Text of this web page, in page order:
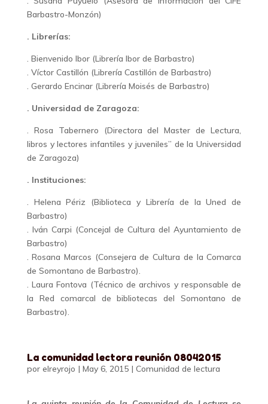
Barbastro-Monzón)
. Librerías:
. Bienvenido Ibor (Librería Ibor de Barbastro)
. Víctor Castillón (Librería Castillón de Barbastro)
. Gerardo Encinar (Librería Moisés de Barbastro)
. Universidad de Zaragoza:
. Rosa Tabernero (Directora del Master de Lectura,
libros y lectores infantiles y juveniles” de la Universidad
de Zaragoza)
. Instituciones:
. Helena Périz (Biblioteca y Librería de la Uned de
Barbastro)
. Iván Carpi (Concejal de Cultura del Ayuntamiento de
Barbastro)
. Rosana Marcos (Consejera de Cultura de la Comarca
de Somontano de Barbastro).
. Laura Fontova (Técnico de archivos y responsable de
la Red comarcal de bibliotecas del Somontano de
Barbastro).
La comunidad lectora reunión 08042015
por elreyrojo | May 6, 2015| Comunidad de lectura